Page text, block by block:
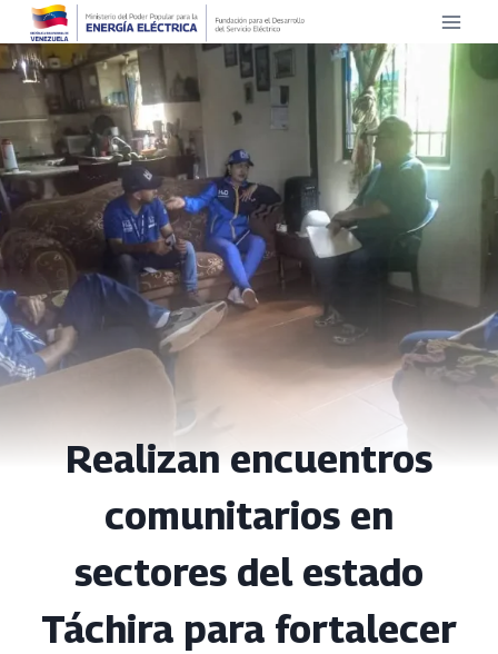
Saltar
contenido
Realizan encuentros
comunitarios en
sectores del estado
Táchira para fortalecer